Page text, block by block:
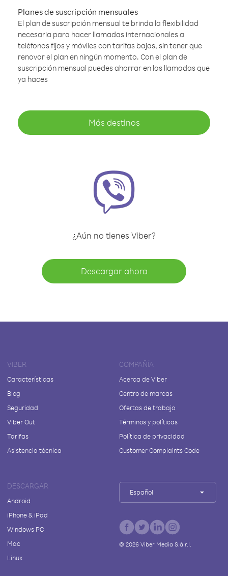
Planes de suscripción mensuales
El plan de suscripción mensual te brinda la flexibilidad
necesaria para hacer llamadas internacionales a
teléfonos fijos y móviles con tarifas bajas, sin tener que
renovar el plan en ningún momento. Con el plan de
suscripción mensual puedes ahorrar en las llamadas que
ya haces
Más destinos
¿Aún no tienes Viber?
Descargar ahora
VIBER
Características
Blog
Seguridad
Viber Out
Tarifas
Asistencia técnica
COMPAÑÍA
Acerca de Viber
Centro de marcas
Ofertas de trabajo
Términos y políticas
Política de privacidad
Customer Complaints Code
DESCARGAR
Android
iPhone & iPad
Windows PC
Mac
Linux
Español
© 2026Viber Media S.à r.l.